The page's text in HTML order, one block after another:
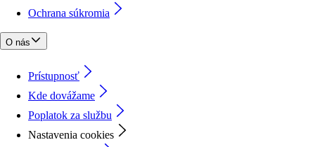
Ochrana súkromia
O nás
Prístupnosť
Kde dovážame
Poplatok za službu
Nastavenia cookies